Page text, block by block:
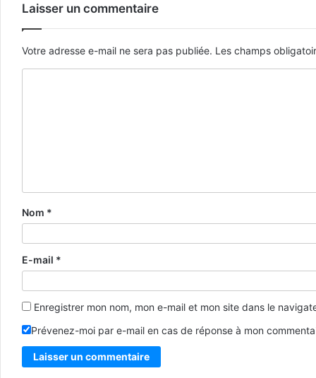
Laisser un commentaire
Votre adresse e-mail ne sera pas publiée. Les champs
Nom *
E-mail *
Enregistrer mon nom, mon e-mail et mon site dans le
Prévenez-moi par e-mail en cas de réponse à mon